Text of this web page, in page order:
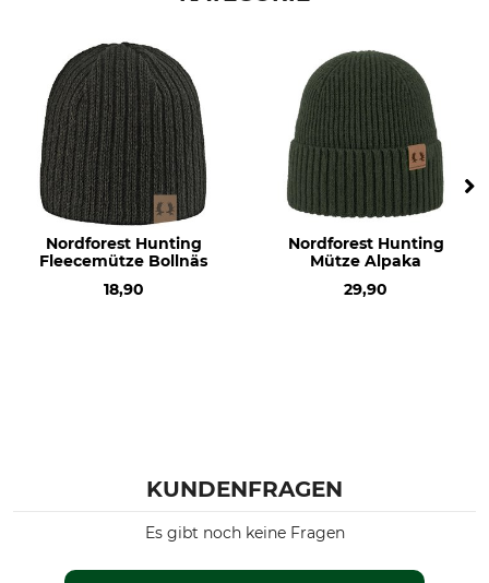
Hutgröße (EU)
Farbe
woodland green
Hutgröße
Nordforest Hunting
Fleecemütze Bollnäs
18,90
Nordforest Hunting
Mütze Alpaka
29,90
KUNDENFRAGEN
Es gibt noch keine Fragen